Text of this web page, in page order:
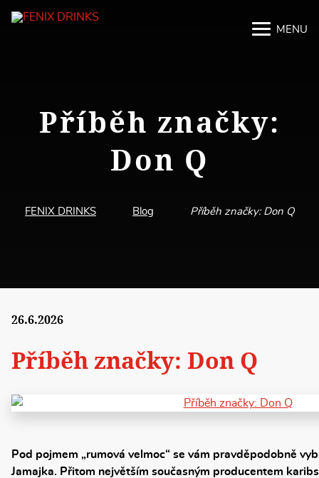
MENU
Příběh značky:
Don Q
FENIX DRINKS Blog Příběh značky: Don Q
26.6.2026
Příběh značky: Don Q
Pod pojmem „rumová velmoc“ se vám pravděpodobně
Jamajka. Přitom největším současným producentem